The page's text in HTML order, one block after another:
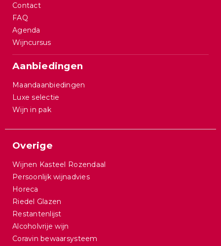
Contact
FAQ
Agenda
Wijncursus
Aanbiedingen
Maandaanbiedingen
Luxe selectie
Wijn in pak
Overige
Wijnen Kasteel Rozendaal
Persoonlijk wijnadvies
Horeca
Riedel Glazen
Restantenlijst
Alcoholvrije wijn
Coravin bewaarsysteem